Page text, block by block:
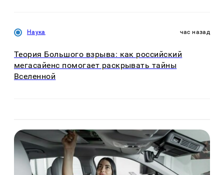
Наука час назад
Теория Большого взрыва: как российский
мегасайенс помогает раскрывать тайны
Вселенной